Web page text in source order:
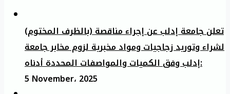
تعلن جامعة إدلب عن إجراء مناقصة (بالظرف المختوم)
لشراء وتوريد زجاجيات ومواد مخبرية لزوم مخابر جامعة
إدلب وفق الكميات والمواصفات المحددة أدناه:
5 November، 2025